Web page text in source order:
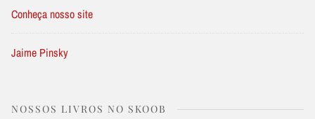
Conheça nosso site
Jaime Pinsky
NOSSOS LIVROS NO SKOOB